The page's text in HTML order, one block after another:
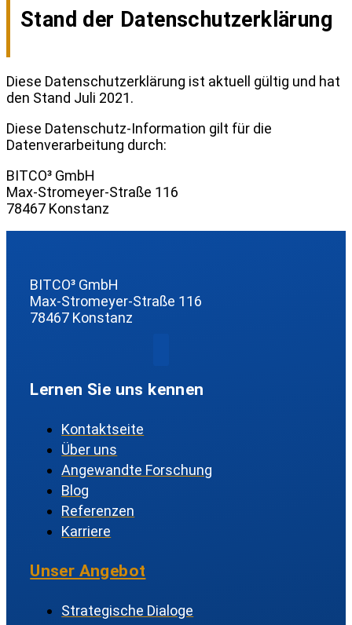
Stand der Datenschutzerklärung
Diese Datenschutzerklärung ist aktuell gültig und hat
den Stand Juli 2021.
Diese Datenschutz-Information gilt für die
Datenverarbeitung durch:
BITCO³ GmbH
Max-Stromeyer-Straße 116
78467 Konstanz
BITCO³ GmbH
Max-Stromeyer-Straße 116
78467 Konstanz
Lernen Sie uns kennen
Kontaktseite
Über uns
Angewandte Forschung
Blog
Referenzen
Karriere
Unser Angebot
Strategische Dialoge